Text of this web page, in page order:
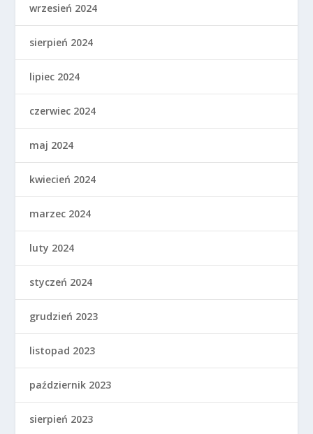
wrzesień 2024
sierpień 2024
lipiec 2024
czerwiec 2024
maj 2024
kwiecień 2024
marzec 2024
luty 2024
styczeń 2024
grudzień 2023
listopad 2023
październik 2023
sierpień 2023